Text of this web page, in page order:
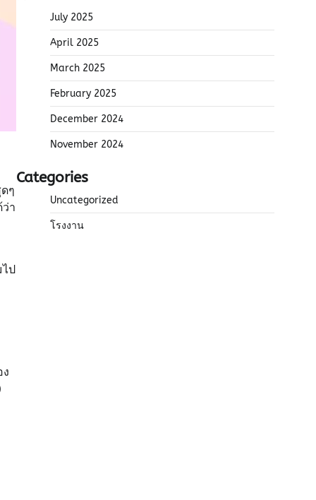
ๆ
า
ป
July 2025
April 2025
March 2025
February 2025
December 2024
November 2024
Categories
Uncategorized
โรงงาน